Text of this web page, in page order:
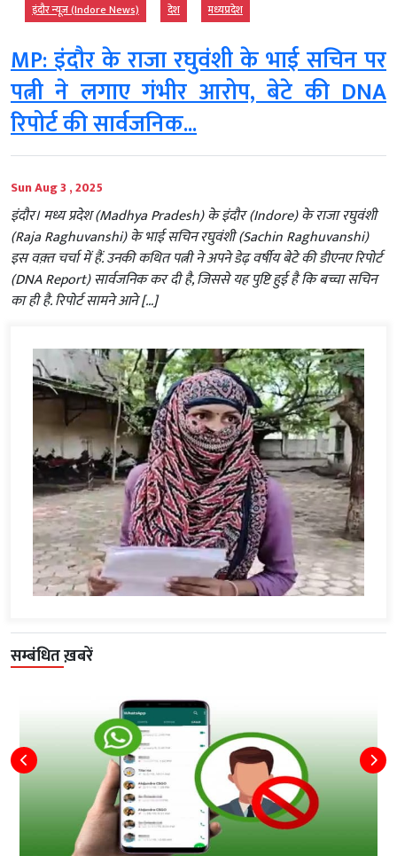
इंदौर न्यूज़ (Indore News) देश मध्‍यप्रदेश
MP: इंदौर के राजा रघुवंशी के भाई सचिन पर
पत्नी ने लगाए गंभीर आरोप, बेटे की DNA
रिपोर्ट की सार्वजनिक...
Sun Aug 3 , 2025
इंदौर। मध्य प्रदेश (Madhya Pradesh) के इंदौर (Indore) के राजा रघुवंशी
(Raja Raghuvanshi) के भाई सचिन रघुवंशी (Sachin Raghuvanshi)
इस वक़्त चर्चा में हैं. उनकी कथित पत्नी ने अपने डेढ़ वर्षीय बेटे की डीएनए रिपोर्ट
(DNA Report) सार्वजनिक कर दी है, जिससे यह पुष्टि हुई है कि बच्चा सचिन
का ही है. रिपोर्ट सामने आने […]
सम्बंधित ख़बरें